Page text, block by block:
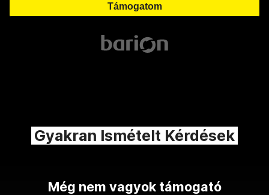
Gyakran Ismételt Kérdések
Még nem vagyok támogató